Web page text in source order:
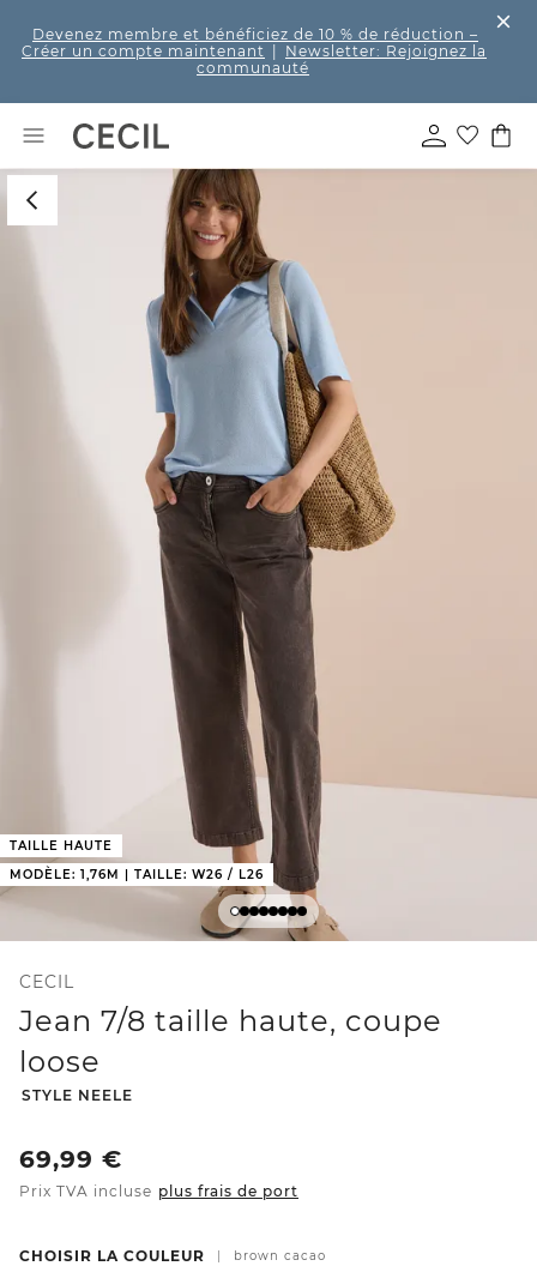
Devenez membre et bénéficiez de 10 % de réduction –
Créer un compte maintenant
Newsletter: Rejoignez la
communauté
TAILLE HAUTE
MODÈLE: 1,76M | TAILLE: W26 / L26
CECIL
Jean 7/8 taille haute, coupe
loose
-
STYLE NEELE
69,99 €
Prix TVA incluse plus frais de port
CHOISIR LA COULEUR brown cacao